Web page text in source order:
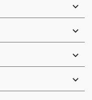



